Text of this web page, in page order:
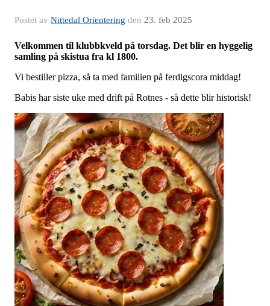
Postet av Nittedal Orientering den 23. feb 2025
Velkommen til klubbkveld på torsdag. Det blir en hyggelig
samling på skistua fra kl 1800.
Vi bestiller pizza, så ta med familien på ferdigscora middag!
Babis har siste uke med drift på Rotnes - så dette blir historisk!